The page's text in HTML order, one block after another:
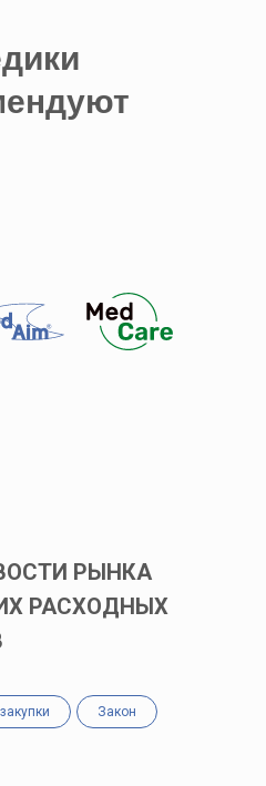
РЫНКА
РАСХОДНЫХ
Закон